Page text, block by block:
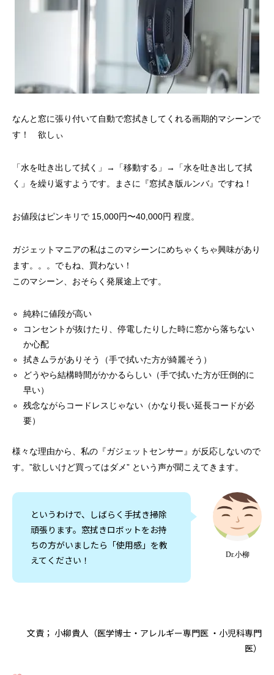
なんと窓に張り付いて自動で窓拭きしてくれる画期的マシーンで
す！ 欲しぃ
「水を吐き出して拭く」→「移動する」→「水を吐き出して拭
く」を繰り返すようです。まさに『窓拭き版ルンバ』ですね！
お値段はピンキリで 15,000円〜40,000円 程度。
ガジェットマニアの私はこのマシーンにめちゃくちゃ興味があり
ます。。。でもね、買わない！
このマシーン、おそらく発展途上です。
純粋に値段が高い
コンセントが抜けたり、停電したりした時に窓から落ちない
か心配
拭きムラがありそう（手で拭いた方が綺麗そう）
どうやら結構時間がかかるらしい（手で拭いた方が圧倒的に
早い）
残念ながらコードレスじゃない（かなり長い延長コードが必
要）
様々な理由から、私の『ガジェットセンサー』が反応しないので
す。”欲しいけど買ってはダメ” という声が聞こえてきます。
Dr.小柳
というわけで、しばらく手拭き掃除
頑張ります。窓拭きロボットをお持
ちの方がいましたら「使用感」を教
えてください！
文責； 小柳貴人（医学博士・アレルギー専門医 ・小児科専門
医）